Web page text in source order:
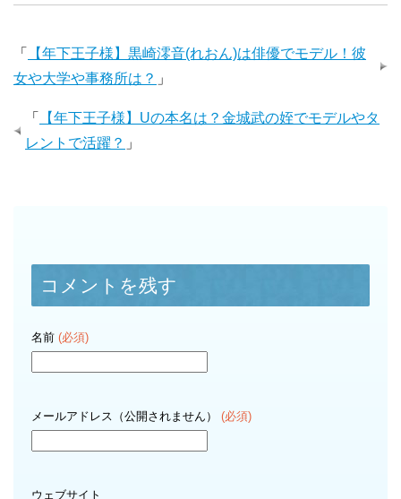
「
【年下王子様】黒崎澪音(れおん)は俳優でモデル！彼
女や大学や事務所は？ 」
「
【年下王子様】Uの本名は？金城武の姪でモデルやタ
レントで活躍？ 」
コメントを残す
名前 (必須)
メールアドレス（公開されません） (必須)
ウェブサイト